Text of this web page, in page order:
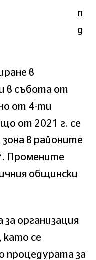
в
в събота от
от 4-ти
от 2021 г. се
зона в районите
Промените
общински
организация
като се
процедурата за